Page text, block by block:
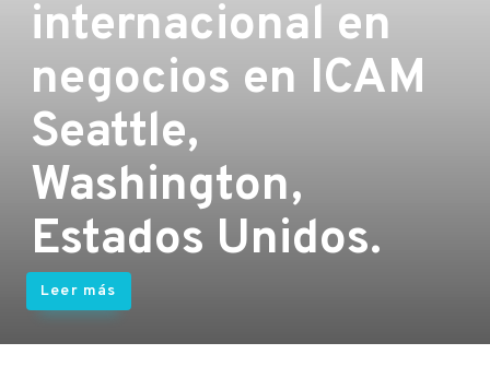
internacional en
negocios en ICAM
Seattle,
Washington,
Estados Unidos.
Leer más